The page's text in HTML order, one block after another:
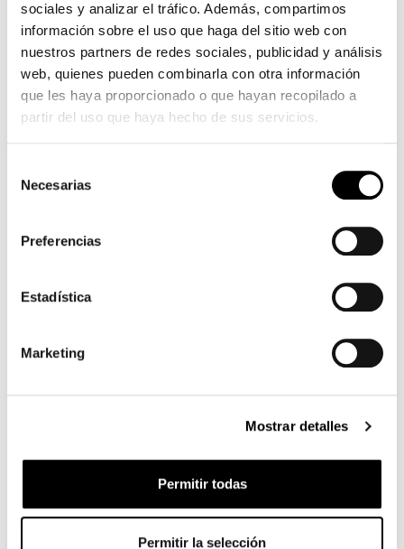
sociales y analizar el tráfico. Además, compartimos
información sobre el uso que haga del sitio web con
nuestros partners de redes sociales, publicidad y análisis
web, quienes pueden combinarla con otra información
que les haya proporcionado o que hayan recopilado a
partir del uso que haya hecho de sus servicios.
Necesarias
Preferencias
Estadística
Marketing
Mostrar detalles
Permitir todas
Permitir la selección